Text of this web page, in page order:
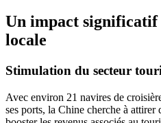
Un impact significatif
locale
Stimulation du secteur
Avec environ 21 navires de
ses ports, la Chine cherche à attirer